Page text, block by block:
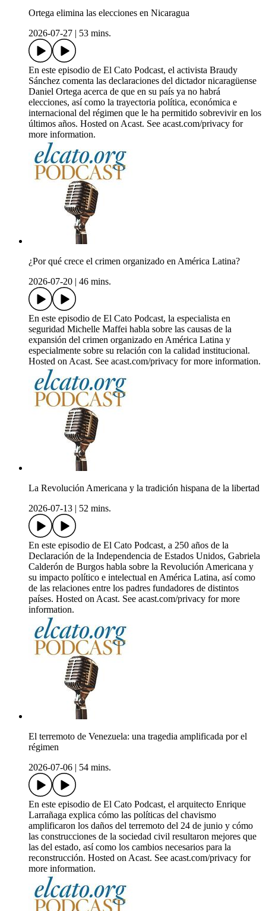
Ortega elimina las elecciones en Nicaragua
2026-07-27
53 mins.
En este episodio de El Cato Podcast, el activista Braudy
Sánchez comenta las declaraciones del dictador nicaragüense
Daniel Ortega acerca de que en su país ya no habrá
elecciones, así como la trayectoria política, económica e
internacional del régimen que le ha permitido sobrevivir en los
últimos años. Hosted on Acast. See acast.com/privacy for
more information.
¿Por qué crece el crimen organizado en América Latina?
2026-07-20
46 mins.
En este episodio de El Cato Podcast, la especialista en
seguridad Michelle Maffei habla sobre las causas de la
expansión del crimen organizado en América Latina y
especialmente sobre su relación con la calidad institucional.
Hosted on Acast. See acast.com/privacy for more information.
La Revolución Americana y la tradición hispana de la libertad
2026-07-13
52 mins.
En este episodio de El Cato Podcast, a 250 años de la
Declaración de la Independencia de Estados Unidos, Gabriela
Calderón de Burgos habla sobre la Revolución Americana y
su impacto político e intelectual en América Latina, así como
de las relaciones entre los padres fundadores de distintos
países. Hosted on Acast. See acast.com/privacy for more
information.
El terremoto de Venezuela: una tragedia amplificada por el
régimen
2026-07-06
54 mins.
En este episodio de El Cato Podcast, el arquitecto Enrique
Larrañaga explica cómo las políticas del chavismo
amplificaron los daños del terremoto del 24 de junio y cómo
las construcciones de la sociedad civil resultaron mejores que
las del estado, así como los cambios necesarios para la
reconstrucción. Hosted on Acast. See acast.com/privacy for
more information.